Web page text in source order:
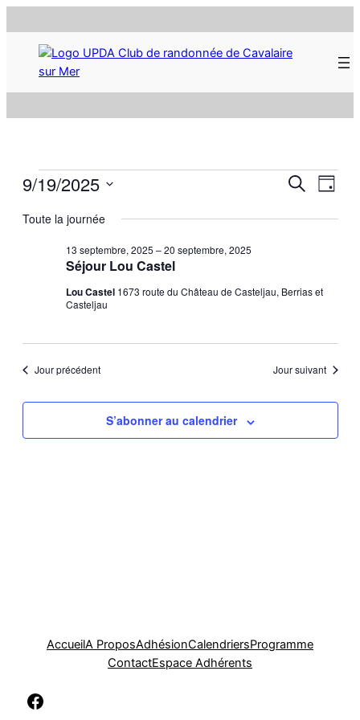
Évènements
for
septembre,
et
vues
Recherche
Jour
9/19/2025
une
Toute la journée
Séjour Lou Castel
13 septembre, 2025 –20 septembre, 2025
Lou Castel 1673 route du Château de Casteljau, Berrias et
Casteljau
Jour précédent Jour suivant
S’abonner au calendrier
AccueilA ProposAdhésionCalendriersProgramme
ContactEspace Adhérents
Facebook